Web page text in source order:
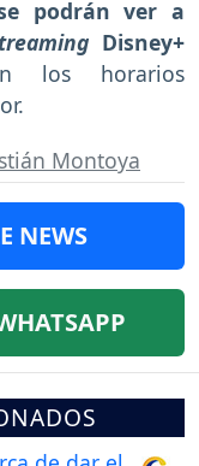
podrán ver a
Disney+
los horarios
Montoya
NEWS